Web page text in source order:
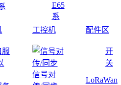
E65
系
工控机 配件区
信号对
开
关
LoRaWan